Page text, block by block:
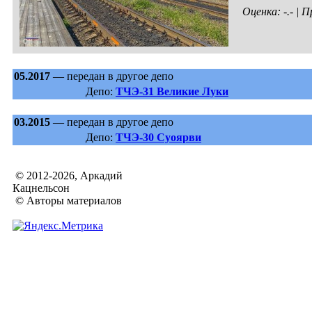
Оценка: -.- |
05.2017 — передан в другое депо
Депо: ТЧЭ-31 Великие Луки
03.2015 — передан в другое депо
Депо: ТЧЭ-30 Суоярви
© 2012-2026, Аркадий
Кацнельсон
© Авторы материалов